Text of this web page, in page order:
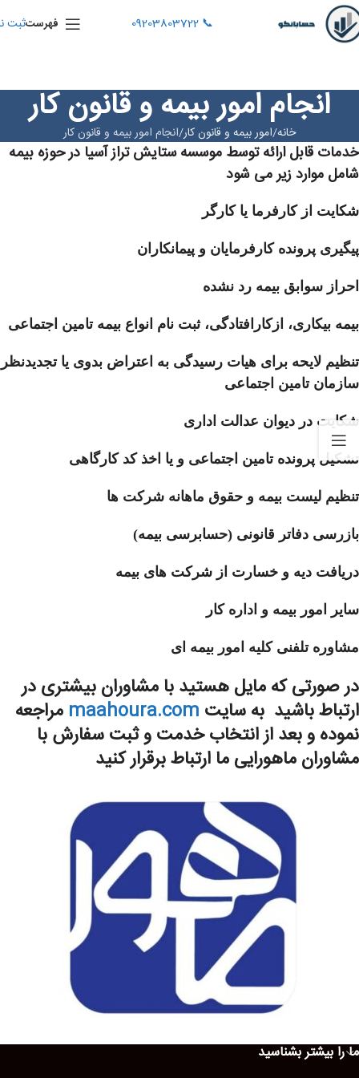
📞 09203803722 فهرستثبت
انجام امور بیمه و قانون کار
خانه امور بیمه و قانون کار انجام امور بیمه و قانون کار
خدمات قابل ارائه توسط موسسه ستایش تراز آسیا در حوزه بیمه
شامل موارد زیر می شود
شکایت از کارفرما یا کارگر
پیگیری پرونده کارفرمایان و پیمانکاران
احراز سوابق بیمه رد نشده
بیمه بیکاری، ازکارافتادگی، ثبت نام انواع بیمه تامین اجتماعی
تنظیم لایحه برای هیات رسیدگی به اعتراض بدوی یا تجدیدنظر
سازمان تامین اجتماعی
شکایت در دیوان عدالت اداری
تشکیل پرونده تامین اجتماعی و یا اخذ کد کارگاهی
تنظیم لیست بیمه و حقوق ماهانه شرکت ها
بازرسی دفاتر قانونی (حسابرسی بیمه)
دریافت دیه و خسارت از شرکت های بیمه
سایر امور بیمه و اداره کار
مشاوره تلفنی کلیه امور بیمه ای
در صورتی که مایل هستید با مشاوران بیشتری در
ارتباط باشید به سایت maahoura.com مراجعه
نموده و بعد از انتخاب خدمت و ثبت سفارش با
مشاوران ماهورایی ما ارتباط برقرار کنید
ما را بیشتر بشناسید